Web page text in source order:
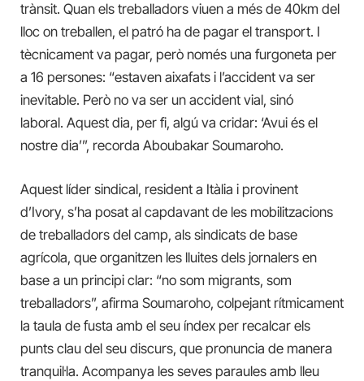
trànsit. Quan els treballadors viuen a més de 40km del
lloc on treballen, el patró ha de pagar el transport. I
tècnicament va pagar, però només una furgoneta per
a 16 persones: “estaven aixafats i l’accident va ser
inevitable. Però no va ser un accident vial, sinó
laboral. Aquest dia, per fi, algú va cridar: ‘Avui és el
nostre dia’”, recorda Aboubakar Soumaroho.
Aquest líder sindical, resident a Itàlia i provinent
d’Ivory, s’ha posat al capdavant de les mobilitzacions
de treballadors del camp, als sindicats de base
agrícola, que organitzen les lluites dels jornalers en
base a un principi clar: “no som migrants, som
treballadors”, afirma Soumaroho, colpejant rítmicament
la taula de fusta amb el seu índex per recalcar els
punts clau del seu discurs, que pronuncia de manera
tranquil·la. Acompanya les seves paraules amb lleu